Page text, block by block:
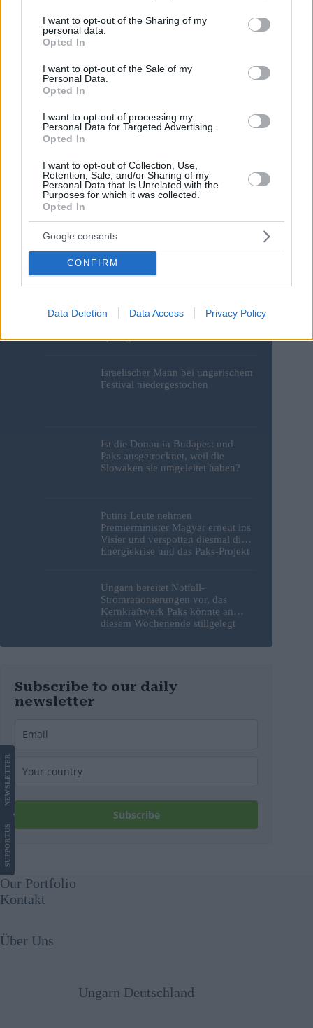
not limited to your visit or usage behaviour. You may click to
grant or deny consent to Google and its third-party tags to
use your data for below specified purposes in below Google
consent section.
I want to opt-out of the Sharing of my
personal data.
Opted In
I want to opt-out of the Sale of my
Personal Data.
Opted In
I want to opt-out of processing my
Personal Data for Targeted Advertising.
Opted In
I want to opt-out of Collection, Use,
Retention, Sale, and/or Sharing of my
Personal Data that Is Unrelated with the
Purposes for which it was collected.
Opted In
Google consents
CONFIRM
Data Deletion Data Access Privacy Policy
Add Comment
Save my name, email and website in this browser for the
next time I comment.
Post Comment
dem Zweiten Weltkrieg,
Sprengstoff aus der Donau in
Israelischer Mann bei ungarischem
Festival niedergestochen
Ist die Donau in Budapest und
Paks ausgetrocknet, weil die
Slowaken sie umgeleitet haben?
Putins Leute nehmen
Premierminister Magyar erneut ins
Visier und verspotten diesmal die
Energiekrise und das Paks-Projekt
Ungarn bereitet Notfall-
Stromrationierungen vor, das
Kernkraftwerk Paks könnte an
diesem Wochenende stillgelegt
Subscribe to our daily
newsletter
Subscribe
SUPPORT
US
NEWS
LETTER
Our Portfolio
Kontakt
Über Uns
Ungarn Deutschland